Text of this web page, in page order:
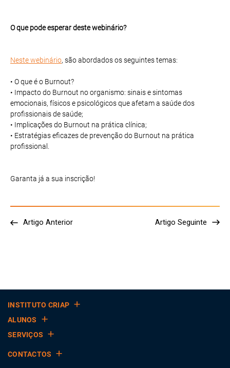
O que pode esperar deste webinário?
Neste webinário, são abordados os seguintes temas:
• O que é o Burnout?
• Impacto do Burnout no organismo: sinais e sintomas
emocionais, físicos e psicológicos que afetam a saúde dos
profissionais de saúde;
• Implicações do Burnout na prática clínica;
• Estratégias eficazes de prevenção do Burnout na prática
profissional.
Garanta já a sua inscrição!
Artigo Anterior Artigo Seguinte
INSTITUTO CRIAP
ALUNOS
SERVIÇOS
CONTACTOS